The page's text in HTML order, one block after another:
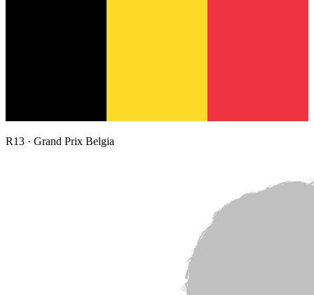
R13 · Grand Prix Belgia